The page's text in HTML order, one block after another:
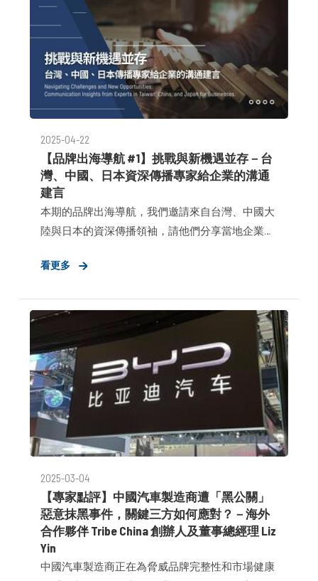
關系。
2025-04-22
【品牌出海導航 #1】挑戰與新機遇並存－台
灣、中國、日本資深傳播專家給企業的溝通
建言
本期的品牌出海導航，我們邀請來自台灣、中國大
陸與日本的資深傳播領袖，請他們分享當地企業是
策略性溝通可在此時發揮的關鍵作用。 這篇跨市場
業文化，如何形塑各自獨特的應對策略。雖然方法
各異，但有一項共識清晰浮現：在政策可能一夕翻
轉的時代，清晰的敘事能力與利害關係人的信任，
正是企業最具競爭力的資產。
看更多
2025-03-04
【專家點評】中國汽車製造商遭「黑公關」
惡意抹黑事件，關鍵三方如何應對？－海外
合作夥伴 Tribe China 創辦人及董事總經理 Liz
Yin​
中國汽車製造商正在為脅威品牌完整性和市場健康